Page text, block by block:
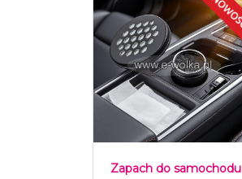
Zapach do samochodu